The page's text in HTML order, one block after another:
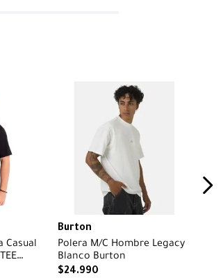
Casual
Burton
Polera M/C Hombre Legacy
Blanco Burton
$24.990